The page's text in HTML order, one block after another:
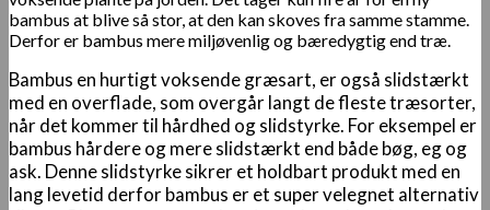
bambus at blive så stor, at den kan skoves fra samme stamme.
Derfor er bambus mere miljøvenlig og bæredygtig end træ.
Bambus en hurtigt voksende græsart, er også slidstærkt
med en overflade, som overgår langt de fleste træsorter,
når det kommer til hårdhed og slidstyrke. For eksempel er
bambus hårdere og mere slidstærkt end både bøg, eg og
ask. Denne slidstyrke sikrer et holdbart produkt med en
lang levetid derfor bambus er et super velegnet alternativ